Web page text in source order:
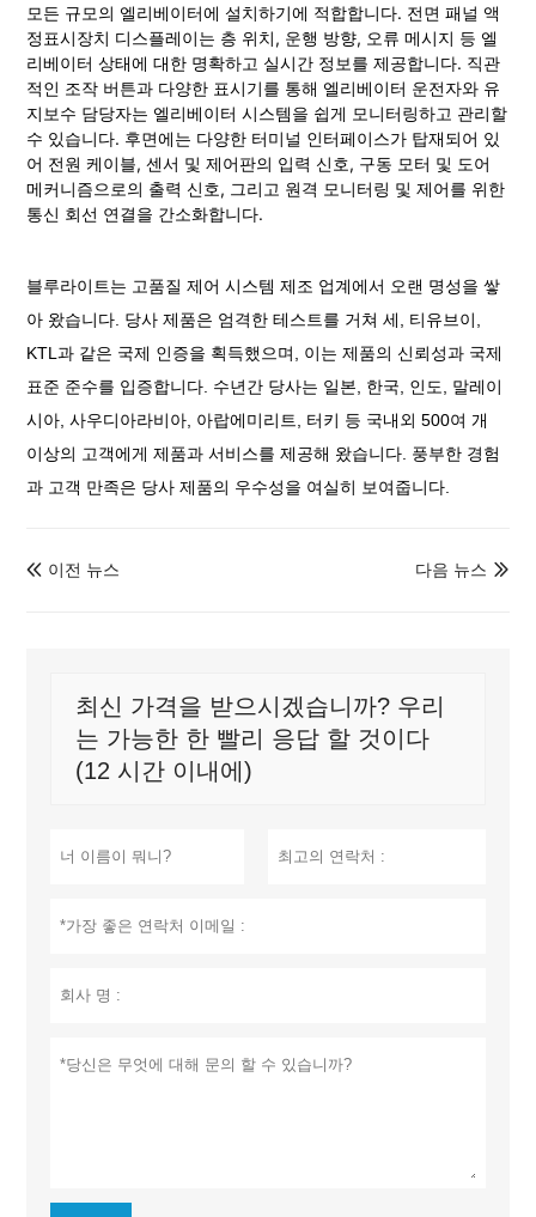
모든 규모의 엘리베이터에 설치하기에 적합합니다. 전면 패널 액
정표시장치 디스플레이는 층 위치, 운행 방향, 오류 메시지 등 엘
리베이터 상태에 대한 명확하고 실시간 정보를 제공합니다. 직관
적인 조작 버튼과 다양한 표시기를 통해 엘리베이터 운전자와 유
지보수 담당자는 엘리베이터 시스템을 쉽게 모니터링하고 관리할
수 있습니다. 후면에는 다양한 터미널 인터페이스가 탑재되어 있
어 전원 케이블, 센서 및 제어판의 입력 신호, 구동 모터 및 도어
메커니즘으로의 출력 신호, 그리고 원격 모니터링 및 제어를 위한
통신 회선 연결을 간소화합니다.
블루라이트는 고품질 제어 시스템 제조 업계에서 오랜 명성을 쌓
아 왔습니다. 당사 제품은 엄격한 테스트를 거쳐 세, 티유브이,
KTL과 같은 국제 인증을 획득했으며, 이는 제품의 신뢰성과 국제
표준 준수를 입증합니다. 수년간 당사는 일본, 한국, 인도, 말레이
시아, 사우디아라비아, 아랍에미리트, 터키 등 국내외 500여 개
이상의 고객에게 제품과 서비스를 제공해 왔습니다. 풍부한 경험
과 고객 만족은 당사 제품의 우수성을 여실히 보여줍니다.
 이전 뉴스 
다음 뉴스
최신 가격을 받으시겠습니까? 우리
는 가능한 한 빨리 응답 할 것이다
(12 시간 이내에)